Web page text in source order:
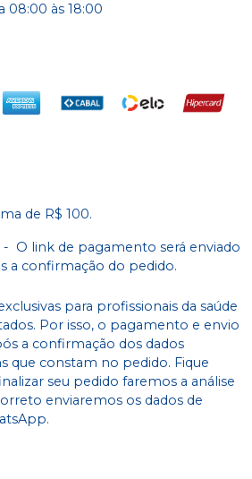
08:00 às 18:00
de R$ 100.
- O link de pagamento será enviado
a confirmação do pedido.
para profissionais da saúde
Por isso, o pagamento e envio
a confirmação dos dados
que constam no pedido. Fique
seu pedido faremos a análise
enviaremos os dados de